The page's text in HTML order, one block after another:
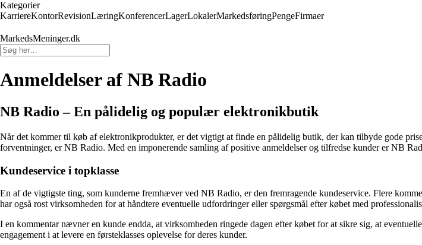
Kategorier
KarriereKontorRevisionLæringKonferencerLagerLokalerMarkedsføringPengeFirmaer
MarkedsMeninger.dk
Anmeldelser af NB Radio
NB Radio – En pålidelig og populær elektronikbutik
Når det kommer til køb af elektronikprodukter, er det vigtigt at finde en pålidelig butik, der kan tilbyde gode
forventninger, er NB Radio. Med en imponerende samling af positive anmeldelser og tilfredse kunder er NB
Kundeservice i topklasse
En af de vigtigste ting, som kunderne fremhæver ved NB Radio, er den fremragende kundeservice. Flere
har også rost virksomheden for at håndtere eventuelle udfordringer eller spørgsmål efter købet med
I en kommentar nævner en kunde endda, at virksomheden ringede dagen efter købet for at sikre sig, at
engagement i at levere en førsteklasses oplevelse for deres kunder.